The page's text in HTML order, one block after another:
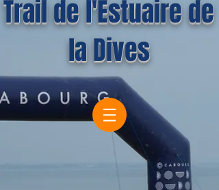
Trail de l'Estuaire de
la Dives